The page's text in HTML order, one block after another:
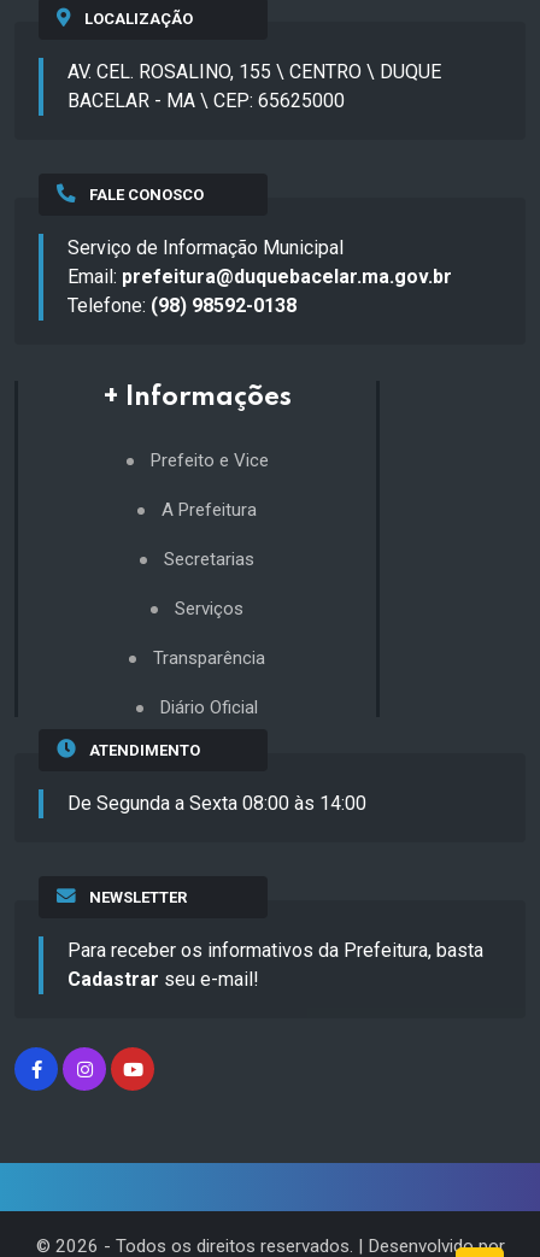
LOCALIZAÇÃO
AV. CEL. ROSALINO, 155 \ CENTRO \ DUQUE
BACELAR - MA \ CEP: 65625000
FALE CONOSCO
Serviço de Informação Municipal
Email: prefeitura@duquebacelar.ma.gov.br
Telefone: (98) 98592-0138
+ Informações
Prefeito e Vice
A Prefeitura
Secretarias
Serviços
Transparência
Diário Oficial
ATENDIMENTO
De Segunda a Sexta 08:00 às 14:00
NEWSLETTER
Para receber os informativos da Prefeitura, basta
Cadastrar seu e-mail!
© 2026 - Todos os direitos reservados. | Desenvolvido por